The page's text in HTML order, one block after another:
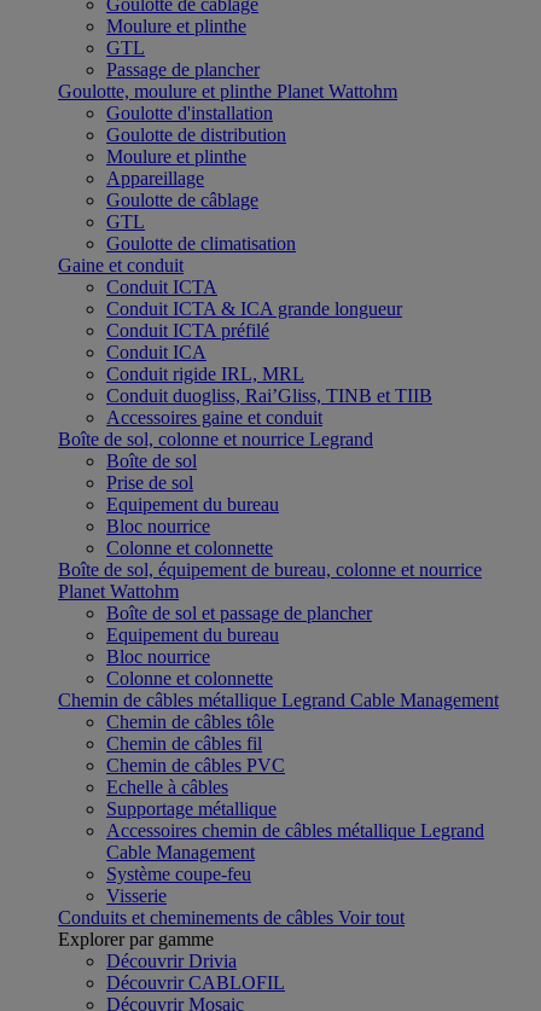
Goulotte de câblage
Moulure et plinthe
GTL
Passage de plancher
Goulotte, moulure et plinthe Planet Wattohm
Goulotte d'installation
Goulotte de distribution
Moulure et plinthe
Appareillage
Goulotte de câblage
GTL
Goulotte de climatisation
Gaine et conduit
Conduit ICTA
Conduit ICTA & ICA grande longueur
Conduit ICTA préfilé
Conduit ICA
Conduit rigide IRL, MRL
Conduit duogliss, Rai’Gliss, TINB et TIIB
Accessoires gaine et conduit
Boîte de sol, colonne et nourrice Legrand
Boîte de sol
Prise de sol
Equipement du bureau
Bloc nourrice
Colonne et colonnette
Boîte de sol, équipement de bureau, colonne et nourrice
Planet Wattohm
Boîte de sol et passage de plancher
Equipement du bureau
Bloc nourrice
Colonne et colonnette
Chemin de câbles métallique Legrand Cable Management
Chemin de câbles tôle
Chemin de câbles fil
Chemin de câbles PVC
Echelle à câbles
Supportage métallique
Accessoires chemin de câbles métallique Legrand
Cable Management
Système coupe-feu
Visserie
Conduits et cheminements de câbles Voir tout
Explorer par gamme
Découvrir Drivia
Découvrir CABLOFIL
Découvrir Mosaic